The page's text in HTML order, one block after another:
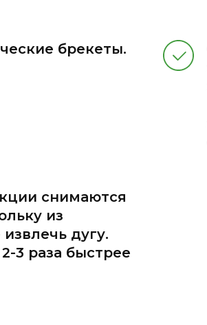
брекеты.
снимаются
из
дугу.
3 раза быстрее